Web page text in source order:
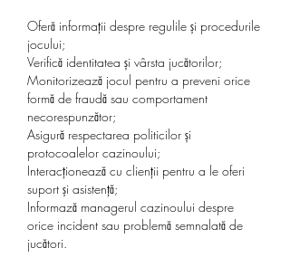
Oferă informații despre regulile și procedurile
jocului;
Verifică identitatea și vârsta jucătorilor;
Monitorizează jocul pentru a preveni orice
formă de fraudă sau comportament
necorespunzător;
Asigură respectarea politicilor și
protocoalelor cazinoului;
Interacționează cu clienții pentru a le oferi
suport și asistență;
Informază managerul cazinoului despre
orice incident sau problemă semnalată de
jucători.